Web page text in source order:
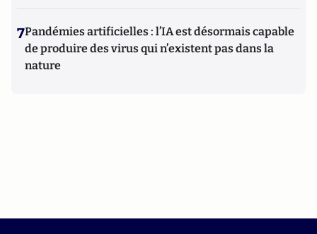
7Pandémies artificielles : l’IA est désormais capable
de produire des virus qui n’existent pas dans la
nature